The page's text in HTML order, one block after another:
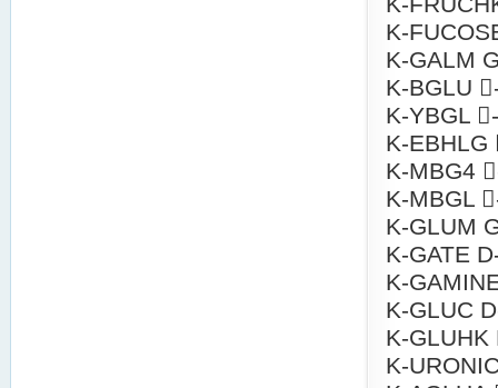
K-
K-GALM
K-BGLU
K-YBGL
K-EBHLG
K-MBG4
K-MBGL
K-GLUM
K-GATE
K-
K-GLUC
K-
K-